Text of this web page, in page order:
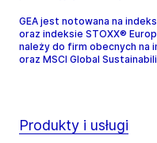
GEA jest notowana na
oraz indeksie STOXX®
należy do firm obecnych na
oraz MSCI Global
Produkty i usługi